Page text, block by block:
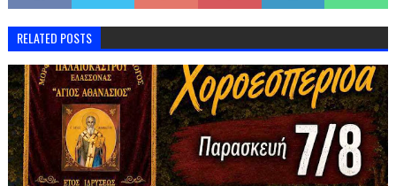
RELATED POSTS